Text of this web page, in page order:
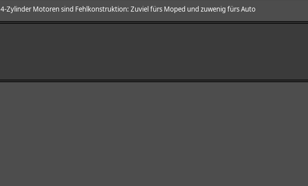
4-Zylinder Motoren sind Fehlkonstruktion: Zuviel fürs Moped und zuwenig fürs Auto